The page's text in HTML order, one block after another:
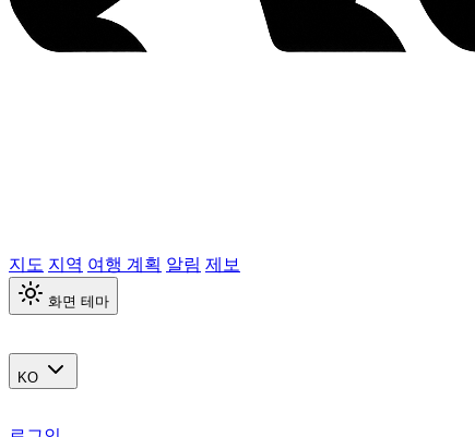
지도 지역 여행 계획 알림 제보
화면 테마
KO